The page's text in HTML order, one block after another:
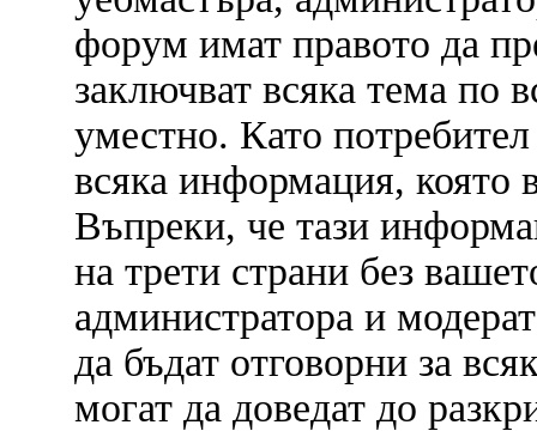
форум имат правото да
заключват всяка тема по
уместно. Като
всяка информация, която
Въпреки, че тази
на трети страни без
администратора и
да бъдат отговорни за
могат да доведат до